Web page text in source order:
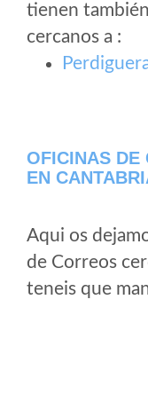
tienen
cercanos a :
OFICINAS DE
EN
Aqui os
de Correos
teneis que